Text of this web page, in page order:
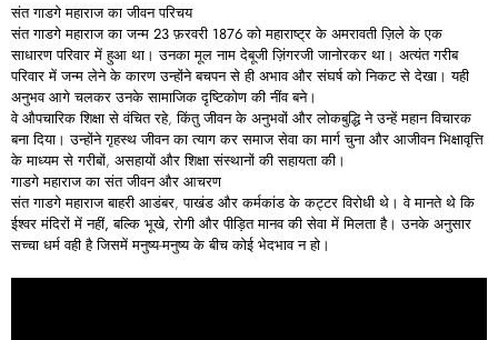
संतगाडगेमहाराजकाजीवनपरिचय
संत गाडगे महाराज का जन्म 23फ़रवरी 1876को महाराष्ट्र के अमरावती ज़िले के एक
साधारण परिवार में हुआ था। उनका मूल नामदेबूजीज़िंगरजीजानोरकर था। अत्यंत गरीब
परिवार में जन्म लेने के कारण उन्होंने बचपन से ही अभाव और संघर्ष को निकट से देखा। यही
अनुभव आगे चलकर उनके सामाजिक दृष्टिकोण की नींव बने।
वे औपचारिक शिक्षा से वंचित रहे, किंतु जीवन के अनुभवों और लोकबुद्धि ने उन्हें महान विचारक
बना दिया। उन्होंने गृहस्थ जीवन का त्याग कर समाज सेवा का मार्ग चुना और आजीवन भिक्षावृत्ति
के माध्यम से गरीबों, असहायों और शिक्षा संस्थानों की सहायता की।
गाडगेमहाराजकासंतजीवनऔर आचरण
संत गाडगे महाराज बाहरी आडंबर, पाखंड और कर्मकांड के कट्टर विरोधी थे। वे मानते थे कि
ईश्वर मंदिरों में नहीं, बल्कि भूखे, रोगी और पीड़ित मानव की सेवा में मिलता है। उनके अनुसार
सच्चा धर्म वही है जिसमें मनुष्य-मनुष्य के बीच कोई भेदभाव न हो।